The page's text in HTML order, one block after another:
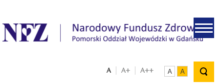
.
A A+ A++ A A